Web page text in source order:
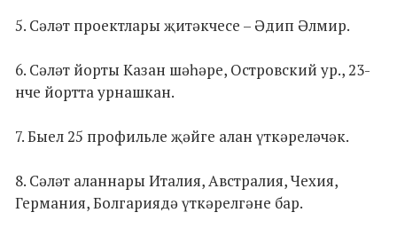
5. Сәләт проектлары җитәкчесе – Әдип Әлмир.
6. Сәләт йорты Казан шәһәре, Островский ур., 23-
нче йортта урнашкан.
7. Быел 25 профильле җәйге алан үткәреләчәк.
8. Сәләт аланнары Италия, Австралия, Чехия,
Германия, Болгариядә үткәрелгәне бар.